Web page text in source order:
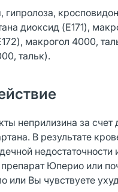
диоксид (E171),
макрогол 4000,
тальк).
неприлизина за счет
В результате
Юперио или
или Вы чувствуете